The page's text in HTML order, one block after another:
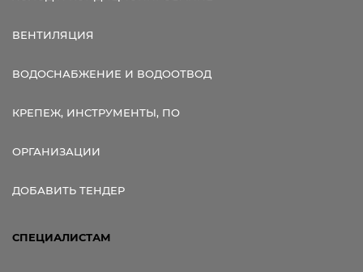
ВЕНТИЛЯЦИЯ
ВОДОСНАБЖЕНИЕ И ВОДООТВОД
КРЕПЕЖ, ИНСТРУМЕНТЫ, ПО
ОРГАНИЗАЦИИ
ДОБАВИТЬ ТЕНДЕР
СПЕЦИАЛИСТАМ